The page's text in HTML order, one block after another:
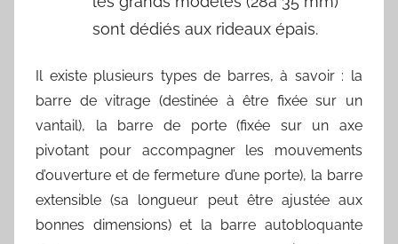
sont dédiés aux rideaux épais.
Il existe plusieurs types de barres, à savoir : la
barre de vitrage (destinée à être fixée sur un
vantail), la barre de porte (fixée sur un axe
pivotant pour accompagner les mouvements
d’ouverture et de fermeture d’une porte), la barre
extensible (sa longueur peut être ajustée aux
bonnes dimensions) et la barre autobloquante